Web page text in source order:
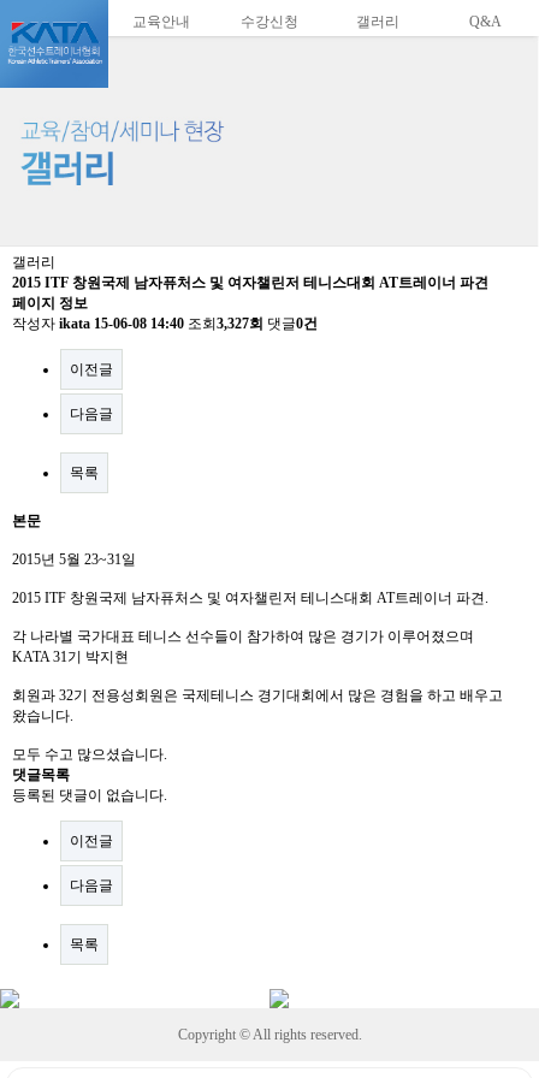
교육안내 수강신청 갤러리 Q&A
갤러리
2015 ITF 창원국제 남자퓨처스 및 여자챌린저 테니스대회 AT트레이너 파견
페이지 정보
작성자 ikata 15-06-08 14:40 조회 3,327회 댓글0건
이전글
다음글
목록
본문
2015년 5월 23~31일
2015 ITF 창원국제 남자퓨처스 및 여자챌린저 테니스대회 AT트레이너 파견.
각 나라별 국가대표 테니스 선수들이 참가하여 많은 경기가 이루어졌으며
KATA 31기 박지현
회원과 32기 전용성회원은 국제테니스 경기대회에서 많은 경험을 하고 배우고
왔습니다.
모두 수고 많으셨습니다.
댓글목록
등록된 댓글이 없습니다.
이전글
다음글
목록
Copyright © All rights reserved.